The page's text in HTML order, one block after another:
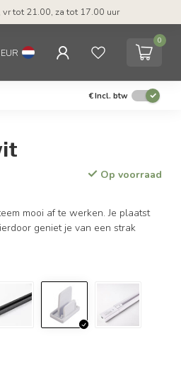
tot 21.00, za tot 17.00 uur
EUR
0
€Incl. btw
Op voorraad
mooi af te werken. Je plaatst
geniet je van een strak